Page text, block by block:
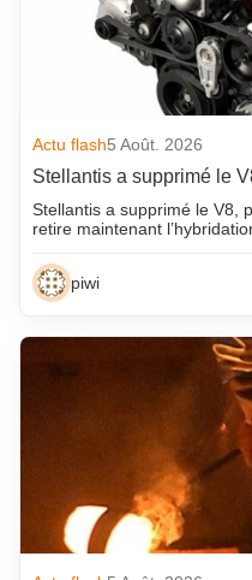
Actu flash5 Août. 2026
Stellantis a supprimé le
Stellantis a supprimé le V8,
retire maintenant
piwi